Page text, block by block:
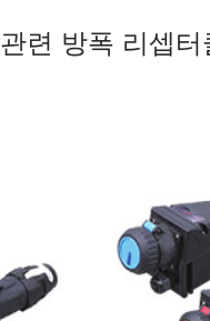
관련 방폭 리셉터